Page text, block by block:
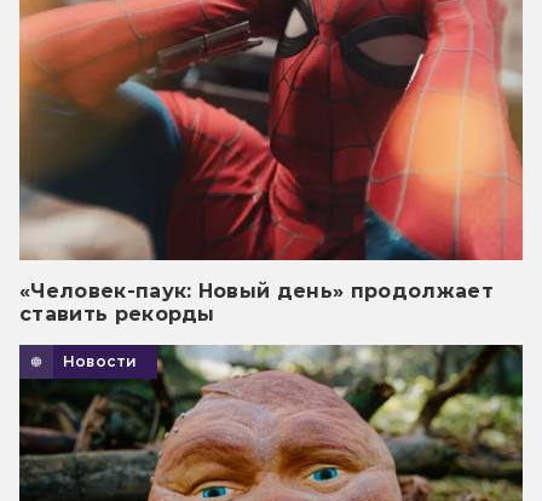
«Человек-паук: Новый день» продолжает
ставить рекорды
Новости